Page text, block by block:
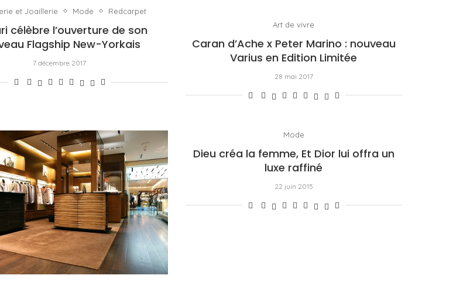
et Joaillerie Mode Redcarpet
célèbre l’ouverture de son
Flagship New-Yorkais
7 décembre 2017
Art de vivre
Caran d’Ache x Peter Marino : nouveau
Varius en Edition Limitée
28 mai 2017
Mode
Dieu créa la femme, Et Dior lui offra un
luxe raffiné
22 juin 2015